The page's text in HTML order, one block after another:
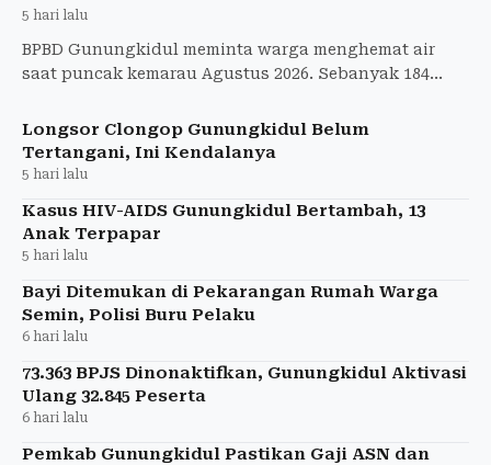
5 hari lalu
BPBD Gunungkidul meminta warga menghemat air
saat puncak kemarau Agustus 2026. Sebanyak 184
terdampak kekeringan.
Longsor Clongop Gunungkidul Belum
Tertangani, Ini Kendalanya
5 hari lalu
Kasus HIV-AIDS Gunungkidul Bertambah, 13
Anak Terpapar
5 hari lalu
Bayi Ditemukan di Pekarangan Rumah Warga
Semin, Polisi Buru Pelaku
6 hari lalu
73.363 BPJS Dinonaktifkan, Gunungkidul Aktivasi
Ulang 32.845 Peserta
6 hari lalu
Pemkab Gunungkidul Pastikan Gaji ASN dan